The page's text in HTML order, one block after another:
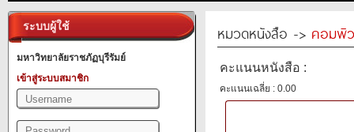
ระบบผู้ใช้
มหาวิทยาลัยราชภัฏบุรีรัมย์
เข้าสู่ระบบสมาชิก
หมวดหนังสือ -> คอมพิ
คะแนนหนังสือ :
คะแนนเฉลี่ย : 0.00